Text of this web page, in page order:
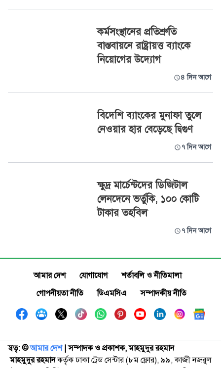
কর্মসংস্থানের প্রতিশ্রুতি
বাস্তবায়নে রাষ্ট্রায়ত্ত ব্যাংকে
নিয়োগের উদ্যোগ
৪ দিন আগে
বিদেশি ব্যাংকের মুনাফা তুলে
নেওয়ার হার বেড়েছে দ্বিগুণ
৭ দিন আগে
ক্ষুদ্র মার্চেন্টদের ডিজিটাল
লেনদেনে ভর্তুকি, ১০০ কোটি
টাকার তহবিল
৭ দিন আগে
আমার দেশ যোগাযোগ
শর্তাবলি ও নীতিমালা
গোপনীয়তা নীতি
ডিএমসিএ সম্পাদকীয় নীতি
স্বত্ব: ©️আমার দেশ| সম্পাদক ও প্রকাশক, মাহমুদুর রহমান
মাহমুদুর রহমানকর্তৃক ঢাকা ট্রেড সেন্টার (৮ম ফ্লোর), ৯৯, কাজী নজরুল